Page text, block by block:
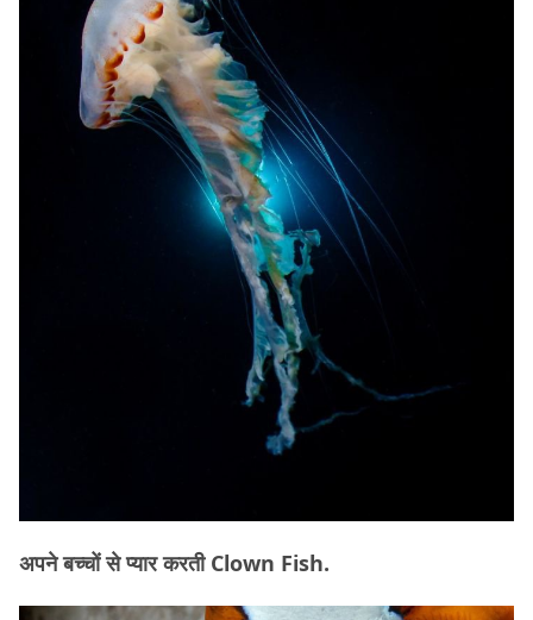
अपने बच्चों से प्यार करती Clown Fish.